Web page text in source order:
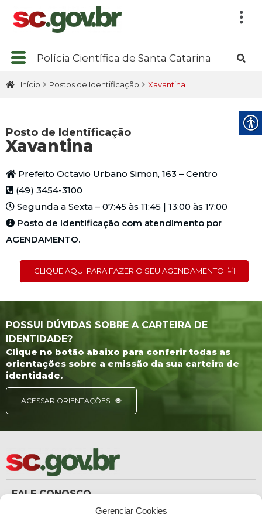
Gerenciar Cookies
Polícia Científica de Santa Catarina
Início Postos de Identificação Xavantina
Posto de Identificação
Xavantina
Prefeito Octavio Urbano Simon, 163 – Centro
(49) 3454-3100
Segunda a Sexta – 07:45 às 11:45 | 13:00 às 17:00
Posto de Identificação com atendimento por
AGENDAMENTO.
CLIQUE AQUI PARA FAZER O SEU AGENDAMENTO
POSSUI DÚVIDAS SOBRE A CARTEIRA DE
IDENTIDADE?
Clique no botão abaixo para conferir todas as
orientações sobre a emissão da sua carteira de
identidade.
ACESSAR ORIENTAÇÕES
FALE CONOSCO
Carteira de Identidade